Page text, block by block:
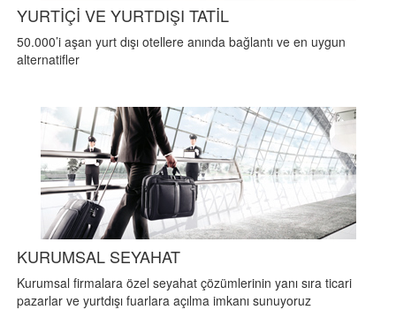
YURTİÇİ VE YURTDIŞI TATİL
50.000’i aşan yurt dışı otellere anında bağlantı ve en uygun
alternatifler
KURUMSAL SEYAHAT
Kurumsal firmalara özel seyahat çözümlerinin yanı sıra ticari
pazarlar ve yurtdışı fuarlara açılma imkanı sunuyoruz